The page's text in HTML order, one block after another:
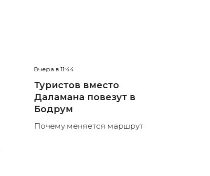
Вчера в 11:44
Туристов вместо
Даламана повезут в
Бодрум
Почему меняется маршрут